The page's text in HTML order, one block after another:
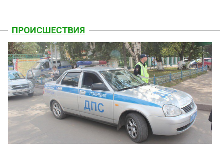
ПРОИСШЕСТВИЯ